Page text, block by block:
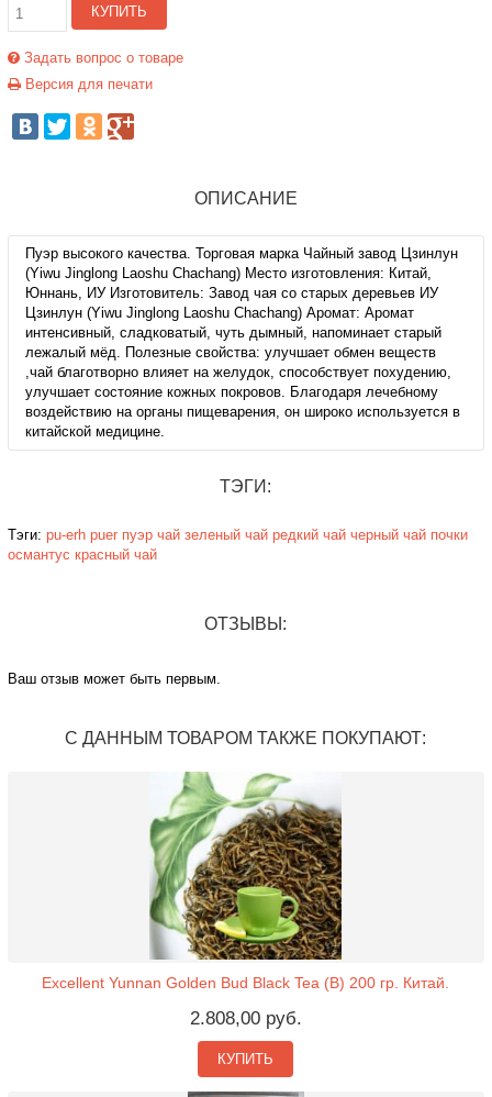
КУПИТЬ
Задать вопрос о товаре
Версия для печати
ОПИСАНИЕ
Пуэр высокого качества. Торговая марка Чайный завод Цзинлун
(Yiwu Jinglong Laoshu Chachang) Место изготовления: Китай,
Юннань, ИУ Изготовитель: Завод чая со старых деревьев ИУ
Цзинлун (Yiwu Jinglong Laoshu Chachang) Аромат: Аромат
интенсивный, сладковатый, чуть дымный, напоминает старый
лежалый мёд. Полезные свойства: улучшает обмен веществ
,чай благотворно влияет на желудок, способствует похудению,
улучшает состояние кожных покровов. Благодаря лечебному
воздействию на органы пищеварения, он широко используется в
китайской медицине.
ТЭГИ:
Тэги: pu-erh puer пуэр чай зеленый чай редкий чай черный чай почки
османтус красный чай
ОТЗЫВЫ:
Ваш отзыв может быть первым.
С ДАННЫМ ТОВАРОМ ТАКЖЕ ПОКУПАЮТ:
Excellent Yunnan Golden Bud Black Tea (B) 200 гр. Китай.
2.808,00 руб.
КУПИТЬ